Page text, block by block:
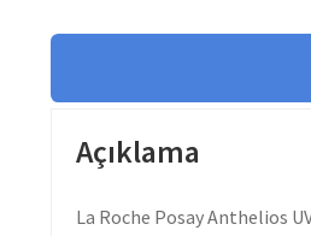
Açıklama
La Roche Posay Anthelios